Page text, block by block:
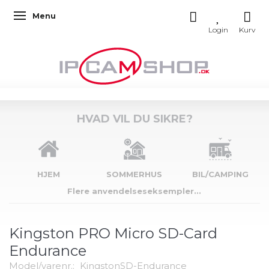
Skifte navigation
Menu
HVAD VIL DU SIKRE?
HJEM SOMMERHUS
BIL/CAMPING
Flere anvendelseseksempler...
Kingston PRO Micro SD-Card
Endurance
Model/varenr.: KingstonSD-Endurance